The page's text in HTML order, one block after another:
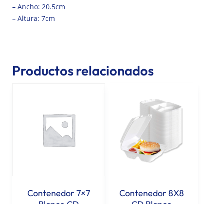
– Ancho: 20.5cm
– Altura: 7cm
Productos relacionados
Contenedor 7×7
Contenedor 8X8